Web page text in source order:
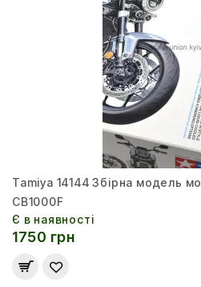
Tamiya 14144 Збірна модель
CB1000F
Є в наявності
1750 грн